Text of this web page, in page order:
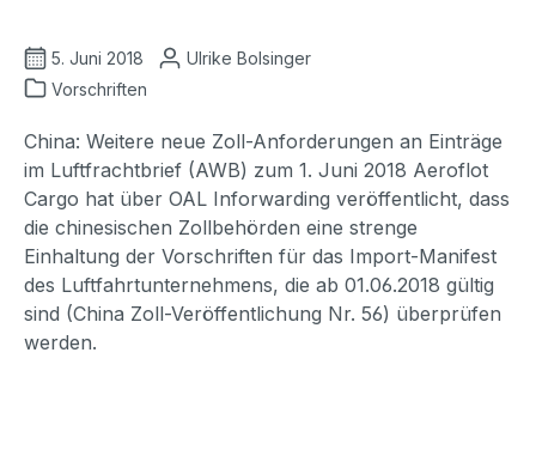
5. Juni 2018
Ulrike Bolsinger
Vorschriften
China: Weitere neue Zoll-Anforderungen an Einträge
im Luftfrachtbrief (AWB) zum 1. Juni 2018 Aeroflot
Cargo hat über OAL Inforwarding veröffentlicht, dass
die chinesischen Zollbehörden eine strenge
Einhaltung der Vorschriften für das Import-Manifest
des Luftfahrtunternehmens, die ab 01.06.2018 gültig
sind (China Zoll-Veröffentlichung Nr. 56) überprüfen
werden.